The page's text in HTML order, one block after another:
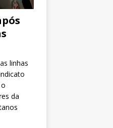
linhas
da